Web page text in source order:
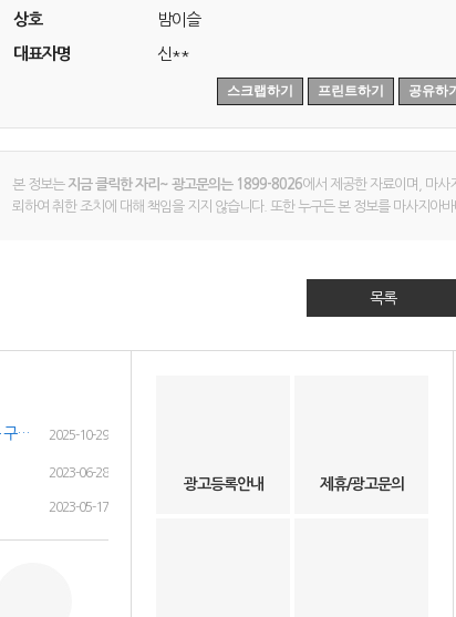
상호 밤이슬
대표자명 신**
스크랩하기 프린트하기 공유하
본 정보는 지금 클릭한 자리~ 광고문의는 1899-8026에서 제공한 자료이며, 마사
뢰하여 취한 조치에 대해 책임을 지지 않습니다. 또한 누구든 본 정보를 마사지아
목록
⭕취업사기 과장 구인 광고 구직자 현혹하는 구인광고 주의 하세요!⭕ 2025-10-29
2023-06-28
2023-05-17
광고등록안내 제휴/광고문의